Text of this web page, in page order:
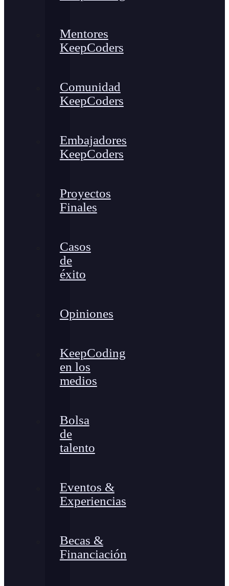
Mentores
KeepCoders
Comunidad
KeepCoders
Embajadores
KeepCoders
Proyectos
Finales
Casos
de
éxito
Opiniones
KeepCoding
en los
medios
Bolsa
de
talento
Eventos &
Experiencias
Becas &
Financiación